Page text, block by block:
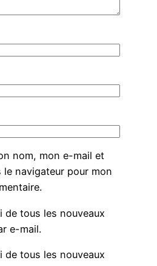
nom, mon e-mail et
le navigateur pour mon
de tous les nouveaux
e-mail.
de tous les nouveaux